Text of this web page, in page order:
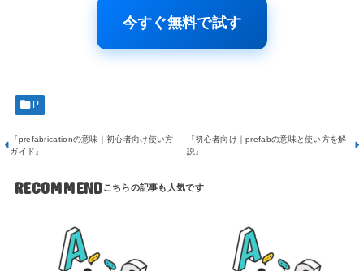
今すぐ無料で試す
P
『prefabricationの意味｜初心者向け使い方
ガイド』
『初心者向け｜prefabの意味と使い方を解
説』
RECOMMEND